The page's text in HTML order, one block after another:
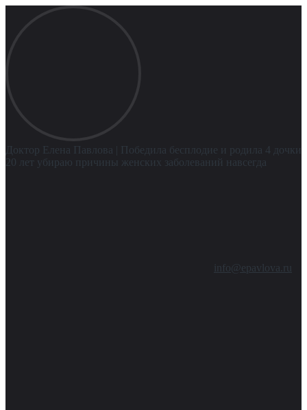
Доктор Елена Павлова
| Победила бесплодие и родила 4 дочки
20 лет убираю причины женских заболеваний навсегда
info@epavlova.ru